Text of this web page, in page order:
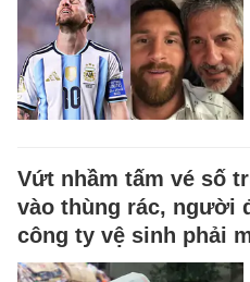
Vứt nhầm tấm vé số
vào thùng rác, người
công ty vệ sinh phải